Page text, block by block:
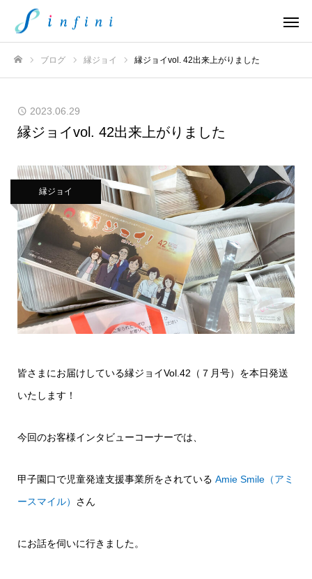
ブログ 縁ジョイ 縁ジョイvol. 42出来上がりました
2023.06.29
縁ジョイvol. 42出来上がりました
縁ジョイ
皆さまにお届けしている縁ジョイVol.42（７月号）を本日発送
いたします！
今回のお客様インタビューコーナーでは、
甲子園口で児童発達支援事業所をされている Amie Smile（アミ
ースマイル） さん
にお話を伺いに行きました。